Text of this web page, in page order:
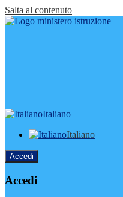
Salta al contenuto
Italiano
Italiano
Accedi
Accedi